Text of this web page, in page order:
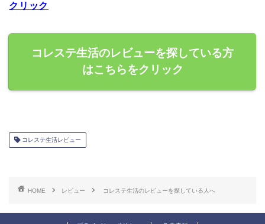
クリック
コレステ生活のレビューを探している方
はこちらをクリック
コレステ生活レビュー
HOME レビュー コレステ生活のレビューを探している人へ